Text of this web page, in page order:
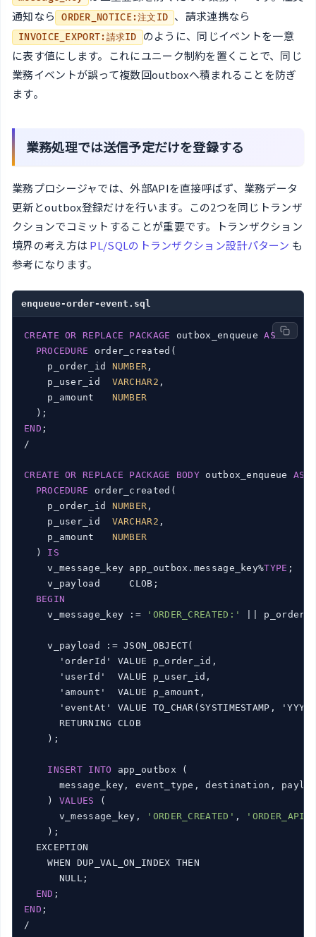
通知なら ORDER_NOTICE:注文ID 、請求連携なら
INVOICE_EXPORT:請求ID
のように、同じイベントを一意
に表す値にします。これにユニーク制約を置くことで、同じ
業務イベントが誤って複数回outboxへ積まれることを防ぎ
ます。
業務処理では送信予定だけを登録する
業務プロシージャでは、外部APIを直接呼ばず、業務データ
更新とoutbox登録だけを行います。この2つを同じトランザ
クションでコミットすることが重要です。トランザクション
境界の考え方は PL/SQLのトランザクション設計パターン も
参考になります。
enqueue-order-event.sql
CREATE OR REPLACE PACKAGE outbox_enqueue AS
PROCEDURE order_created(
    p_order_id
NUMBER ,
    p_user_id
VARCHAR2 ,
    p_amount
NUMBER
END ;
/
CREATE OR REPLACE PACKAGE BODY outbox_enqueue AS
PROCEDURE order_created(
    p_order_id
NUMBER ,
    p_user_id
VARCHAR2 ,
    p_amount
NUMBER
  )
IS
    v_message_key app_outbox.message_key%
TYPE ;
    v_payload     CLOB;
BEGIN
    v_message_key :=
'ORDER_CREATED:' ||
    v_payload := JSON_OBJECT(
      'orderId' VALUE p_order_id,
      'userId'  VALUE p_user_id,
      'amount'  VALUE p_amount,
'eventAt' VALUE TO_CHAR(SYSTIMESTAMP,
      RETURNING CLOB
    );
INSERT INTO
app_outbox (
message_key, event_type, destination,
    )
VALUES
(
      v_message_key,
'ORDER_CREATED' , 'ORDER_API'
    );
  EXCEPTION
    WHEN DUP_VAL_ON_INDEX THEN
      NULL;
END
END ;
/